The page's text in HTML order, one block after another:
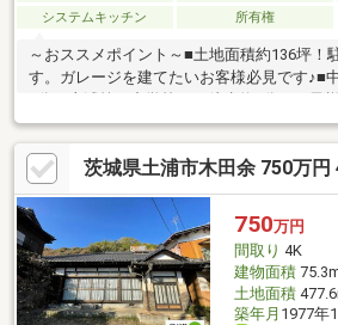
システムキッチン
所有権
～おススメポイント～■土地面積約136坪！
す。ガレージを建てたいお客様必見です♪■
15分圏内にスーパーやコンビニ、病院と施
庭のお荷物は、売主様負担で撤去・整理致
契約不適合責任免責（引渡し後の設備保証
□境界杭の復元や再測量は実施いたしませ
□現在犬と猫を飼われている物件ですので
ださい。□物件のお引渡しは、売主様の住
てから3カ月を目安としております。
茨城県土浦市木田余 750万円
750万円
間取り 4K
建物面積
土地面積
築年月 1977年